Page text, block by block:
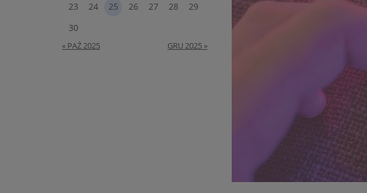
23
24 25 26 27 28
29
30
« PAŹ 2025 GRU 2025 »